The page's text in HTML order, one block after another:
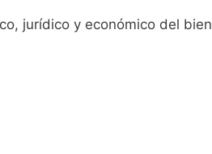
jurídico y económico del bien